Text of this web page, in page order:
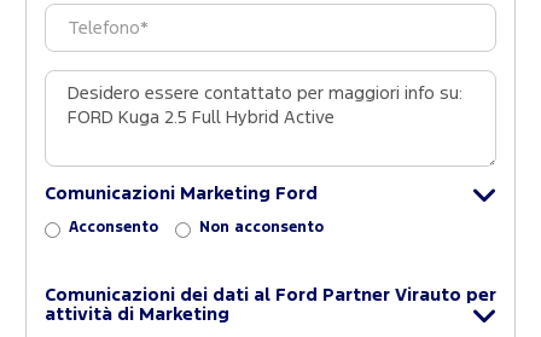
Comunicazioni Marketing Ford
Acconsento Non acconsento
Comunicazioni dei dati al Ford Partner Virauto per
attività di Marketing